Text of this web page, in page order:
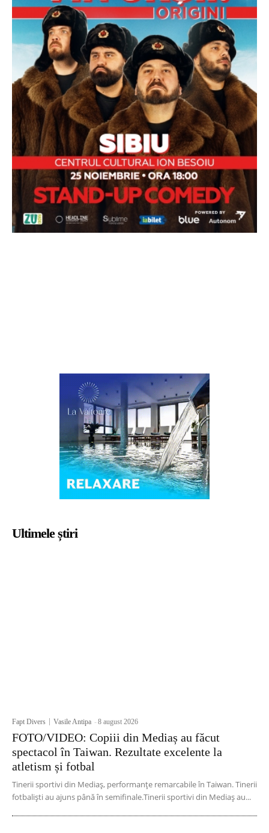
Ultimele știri
Fapt Divers Vasile Antipa -8 august 2026
FOTO/VIDEO: Copiii din Mediaș au făcut
spectacol în Taiwan. Rezultate excelente la
atletism și fotbal
Tinerii sportivi din Mediaș, performanțe remarcabile în Taiwan. Tinerii
fotbaliști au ajuns până în semifinale.Tinerii sportivi din Mediaș au...